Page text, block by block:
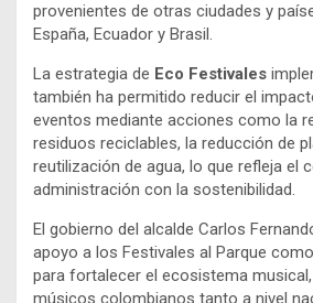
provenientes de otras ciudades y
España, Ecuador y Brasil.
La estrategia de Eco Festivales
también ha permitido reducir el
eventos mediante acciones como la
residuos reciclables, la reducción de
reutilización de agua, lo que refleja el
administración con la sostenibilidad.
El gobierno del alcalde Carlos
apoyo a los Festivales al Parque
para fortalecer el ecosistema
músicos colombianos tanto a nivel